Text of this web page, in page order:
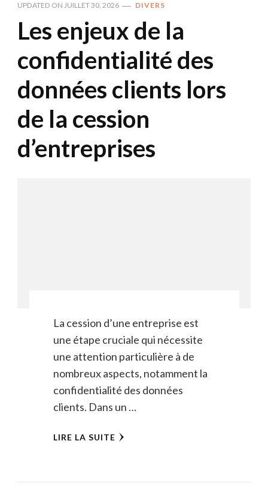
UPDATED ON JUILLET 30, 2026 DIVERS
Les enjeux de la
confidentialité des
données clients lors
de la cession
d’entreprises
La cession d’une entreprise est
une étape cruciale qui nécessite
une attention particulière à de
nombreux aspects, notamment la
confidentialité des données
clients. Dans un …
LIRE LA SUITE